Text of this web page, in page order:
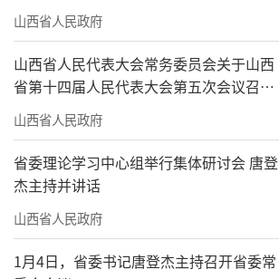
山西省人民政府
山西省人民代表大会常务委员会关于山西
省第十四届人民代表大会第五次会议召开
时间的决定
山西省人民政府
省委理论学习中心组举行集体研讨会 唐登
杰主持并讲话
山西省人民政府
1月4日，省委书记唐登杰主持召开省委常